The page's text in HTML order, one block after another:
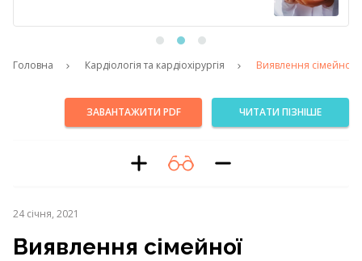
Головна Кардіологія та кардіохірургія Виявлення сімейної
ЗАВАНТАЖИТИ PDF ЧИТАТИ ПІЗНІШЕ
24 січня, 2021
Виявлення сімейної